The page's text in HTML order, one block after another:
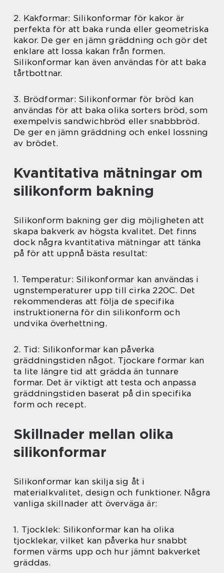
2. Kakformar: Silikonformar för kakor är
perfekta för att baka runda eller geometriska
kakor. De ger en jämn gräddning och gör det
enklare att lossa kakan från formen.
Silikonformar kan även användas för att baka
tårtbottnar.
3. Brödformar: Silikonformar för bröd kan
användas för att baka olika sorters bröd, som
exempelvis sandwichbröd eller snabbbröd.
De ger en jämn gräddning och enkel lossning
av brödet.
Kvantitativa mätningar om
silikonform bakning
Silikonform bakning ger dig möjligheten att
skapa bakverk av högsta kvalitet. Det finns
dock några kvantitativa mätningar att tänka
på för att uppnå bästa resultat:
1. Temperatur: Silikonformar kan användas i
ugnstemperaturer upp till cirka 220C. Det
rekommenderas att följa de specifika
instruktionerna för din silikonform och
undvika överhettning.
2. Tid: Silikonformar kan påverka
gräddningstiden något. Tjockare formar kan
ta lite längre tid att grädda än tunnare
formar. Det är viktigt att testa och anpassa
gräddningstiden baserat på din specifika
form och recept.
Skillnader mellan olika
silikonformar
Silikonformar kan skilja sig åt i
materialkvalitet, design och funktioner. Några
vanliga skillnader att överväga är:
1. Tjocklek: Silikonformar kan ha olika
tjocklekar, vilket kan påverka hur snabbt
formen värms upp och hur jämnt bakverket
gräddas.